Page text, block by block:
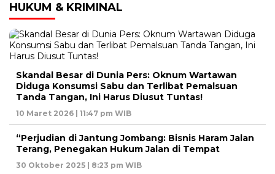
HUKUM & KRIMINAL
Skandal Besar di Dunia Pers: Oknum Wartawan
Diduga Konsumsi Sabu dan Terlibat Pemalsuan
Tanda Tangan, Ini Harus Diusut Tuntas!
10 Maret 2026 | 11:47 pm WIB
“Perjudian di Jantung Jombang: Bisnis Haram Jalan
Terang, Penegakan Hukum Jalan di Tempat
30 Oktober 2025 | 8:23 pm WIB